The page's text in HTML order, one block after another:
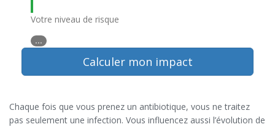
Votre niveau de risque
...
Calculer mon impact
Chaque fois que vous prenez un antibiotique, vous ne traitez
pas seulement une infection. Vous influencez aussi l’évolution de